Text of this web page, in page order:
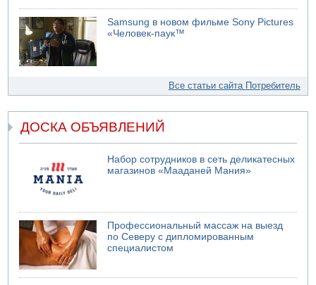
Samsung в новом фильме Sony Pictures
«Человек-паук™
Все статьи сайта Потребитель
ДОСКА ОБЪЯВЛЕНИЙ
Набор сотрудников в сеть деликатесных
магазинов «Мааданей Мания»
Профессиональный массаж на выезд
по Северу с дипломированным
специалистом